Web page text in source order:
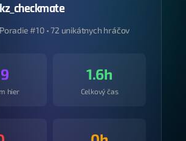
kz_checkmate
Poradie #10 • 72 unikátnych hráčov
hier
1.6h
Celkový čas